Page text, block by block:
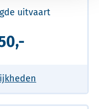
uitvaart